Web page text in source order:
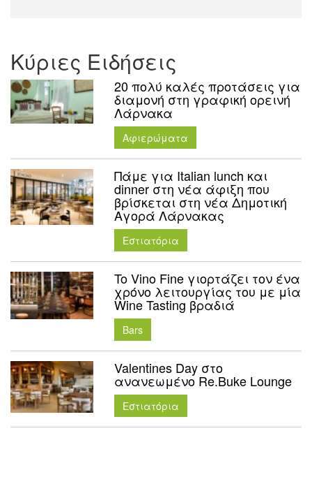
Κύριες Ειδήσεις
20 πολύ καλές προτάσεις για
διαμονή στη γραφική ορεινή
Λάρνακα
Aφιερώματα
Πάμε για Italian lunch και
dinner στη νέα άφιξη που
βρίσκεται στη νέα Δημοτική
Αγορά Λάρνακας
Εστιατόρια
To Vino Fine γιορτάζει τον ένα
χρόνο λειτουργίας του με μία
Wine Tasting βραδιά
Bars
Valentines Day στο
ανανεωμένο Re.Buke Lounge
Εστιατόρια